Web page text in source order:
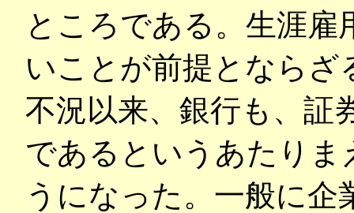
ところである。生涯
いことが前提となら
不況以来、銀行も、証
であるというあたり
うになった。一般に企